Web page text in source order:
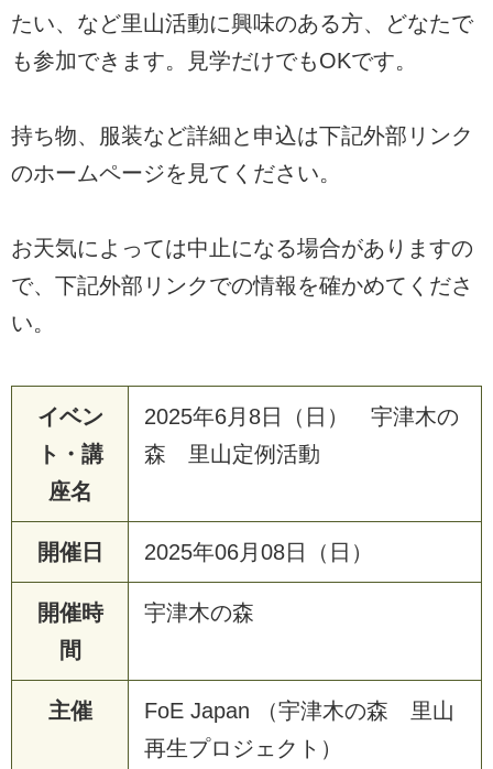
たい、など里山活動に興味のある方、どなたで
も参加できます。見学だけでもOKです。
持ち物、服装など詳細と申込は下記外部リンク
のホームページを見てください。
お天気によっては中止になる場合がありますの
で、下記外部リンクでの情報を確かめてくださ
い。
イベン
ト・講
座名
2025年6月8日（日） 宇津木の
森 里山定例活動
開催日 2025年06月08日（日）
開催時
間
宇津木の森
主催
FoE Japan （宇津木の森 里山
再生プロジェクト）